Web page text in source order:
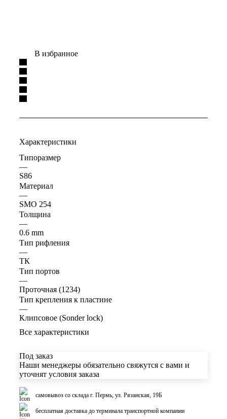
В избранное
Характеристики
Типоразмер
—
S86
Материал
—
SMO 254
Толщина
—
0.6 mm
Тип рифления
—
ТК
Тип портов
—
Проточная (1234)
Тип крепления к пластине
—
Клипсовое (Sonder lock)
Все характеристики
Под заказ
Наши менеджеры обязательно свяжутся с вами и
уточнят условия заказа
самовывоз со склада г. Пермь, ул. Рязанская, 19Б
бесплатная доставка до терминала транспортной компании